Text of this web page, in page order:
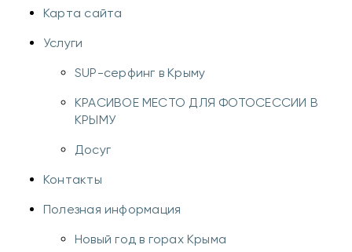
Карта сайта
Услуги
SUP-серфинг в Крыму
КРАСИВОЕ МЕСТО ДЛЯ ФОТОСЕССИИ В
КРЫМУ
Досуг
Контакты
Полезная информация
Новый год в горах Крыма